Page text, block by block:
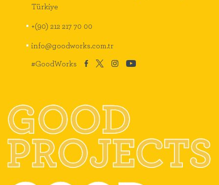
Türkiye
+(90) 212 217 70 00
info@goodworks.com.tr
#GoodWorks